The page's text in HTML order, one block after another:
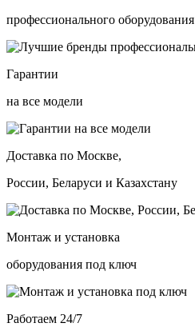
профессионального оборудования
Гарантии
на все модели
Доставка по Москве,
России, Беларуси и Казахстану
Монтаж и установка
оборудования под ключ
Работаем 24/7